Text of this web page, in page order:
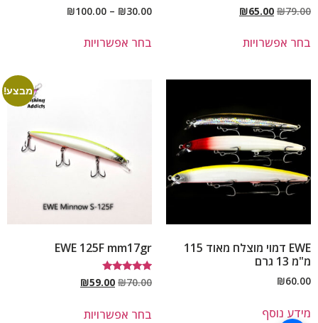
₪79.00
₪65.00
בחר אפשרויות
₪30.00
–
₪100.00
בחר אפשרויות
EWE דמוי מוצלח מאוד 115
מ"מ 13 גרם
₪60.00
מידע נוסף
מבצע!
EWE 125F mm17gr
דורג
5.00
₪70.00
₪59.00
בחר אפשרויות